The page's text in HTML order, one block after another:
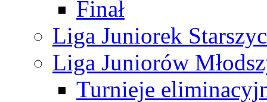
Finał
Liga Juniorek
Liga Juniorów
Turnieje